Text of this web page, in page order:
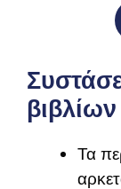
βιβλίων
Τα